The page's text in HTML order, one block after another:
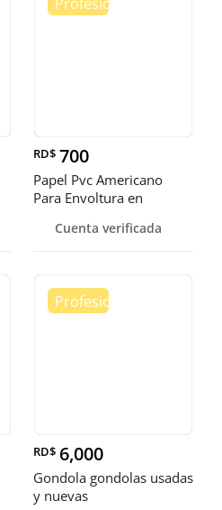
RD$ 700
Papel Pvc Americano
Para Envoltura en
pulgadas
Cuenta verificada
RD$ 6,000
Gondola gondolas usadas
y nuevas